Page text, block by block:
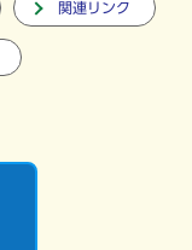
関連リンク